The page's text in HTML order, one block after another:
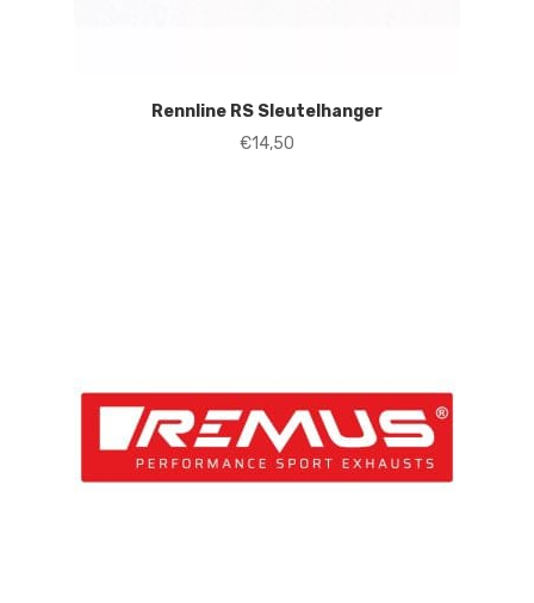
Rennline RS Sleutelhanger
€14,50